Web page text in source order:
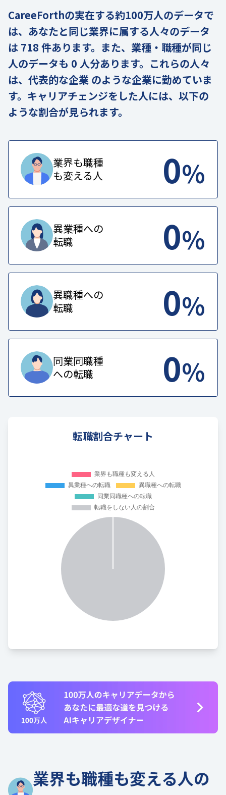
CareeForthの実在する約100万人のデータで
は、あなたと同じ業界に属する人々のデータ
は 718 件あります。また、業種・職種が同じ
人のデータも 0 人分あります。これらの人々
は、代表的な企業 のような企業に勤めていま
す。キャリアチェンジをした人には、以下の
ような割合が見られます。
業界も職種
も変える人
0%
異業種への
転職
0%
異職種への
転職
0%
同業同職種
への転職
0%
転職割合チャート
業界も職種も変える人の